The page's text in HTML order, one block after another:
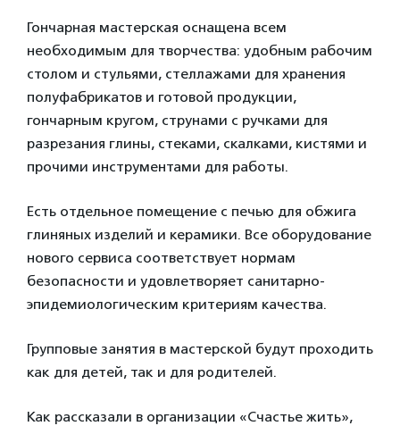
Гончарная мастерская оснащена всем
необходимым для творчества: удобным рабочим
столом и стульями, стеллажами для хранения
полуфабрикатов и готовой продукции,
гончарным кругом, струнами с ручками для
разрезания глины, стеками, скалками, кистями и
прочими инструментами для работы.
Есть отдельное помещение с печью для обжига
глиняных изделий и керамики. Все оборудование
нового сервиса соответствует нормам
безопасности и удовлетворяет санитарно-
эпидемиологическим критериям качества.
Групповые занятия в мастерской будут проходить
как для детей, так и для родителей.
Как рассказали в организации «Счастье жить»,